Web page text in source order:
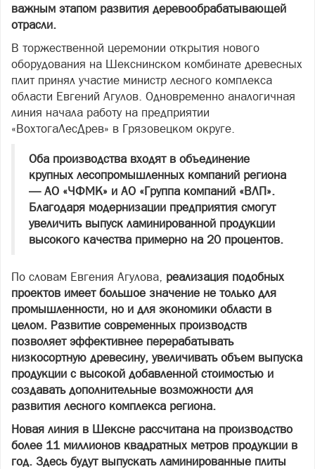
важным этапом развития деревообрабатывающей
отрасли.
В торжественной церемонии открытия нового
оборудования на Шекснинском комбинате древесных
плит принял участие министр лесного комплекса
области Евгений Агулов. Одновременно аналогичная
линия начала работу на предприятии
«ВохтогаЛесДрев» в Грязовецком округе.
Оба производства входят в объединение
крупных лесопромышленных компаний региона
— АО «ЧФМК» и АО «Группа компаний «ВЛП».
Благодаря модернизации предприятия смогут
увеличить выпуск ламинированной продукции
высокого качества примерно на 20 процентов.
По словам Евгения Агулова, реализация подобных
проектов имеет большое значение не только для
промышленности, но и для экономики области в
целом. Развитие современных производств
позволяет эффективнее перерабатывать
низкосортную древесину, увеличивать объем выпуска
продукции с высокой добавленной стоимостью и
создавать дополнительные возможности для
развития лесного комплекса региона.
Новая линия в Шексне рассчитана на производство
более 11 миллионов квадратных метров продукции в
год. Здесь будут выпускать ламинированные плиты